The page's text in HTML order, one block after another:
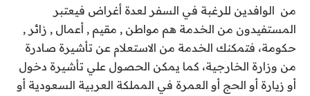
من الوافدين للرغبة في السفر لعدة أغراض فيعتبر
المستفيدون من الخدمة هم مواطن , مقيم , أعمال , زائر ,
حكومة، فتمكنك الخدمة من الاستعلام عن تأشيرة صادرة
من وزارة الخارجية، كما يمكن الحصول علي تأشيرة دخول
أو زيارة أو الحج أو العمرة في المملكة العربية السعودية أو